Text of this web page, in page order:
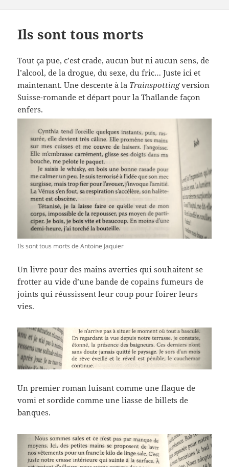
Ils sont tous morts
Tout ça pue, c’est crade, aucun but ni aucun sens, de
l’alcool, de la drogue, du sexe, du fric… Juste ici et
maintenant. Une descente à la Trainspottingversion
Suisse-romande et départ pour la Thaïlande façon
enfers.
Ils sont tous morts de Antoine Jaquier
Un livre pour des mains averties qui souhaitent se
frotter au vide d’une bande de copains fumeurs de
joints qui réussissent leur coup pour foirer leurs
vies.
Un premier roman luisant comme une flaque de
vomi et sordide comme une liasse de billets de
banques.